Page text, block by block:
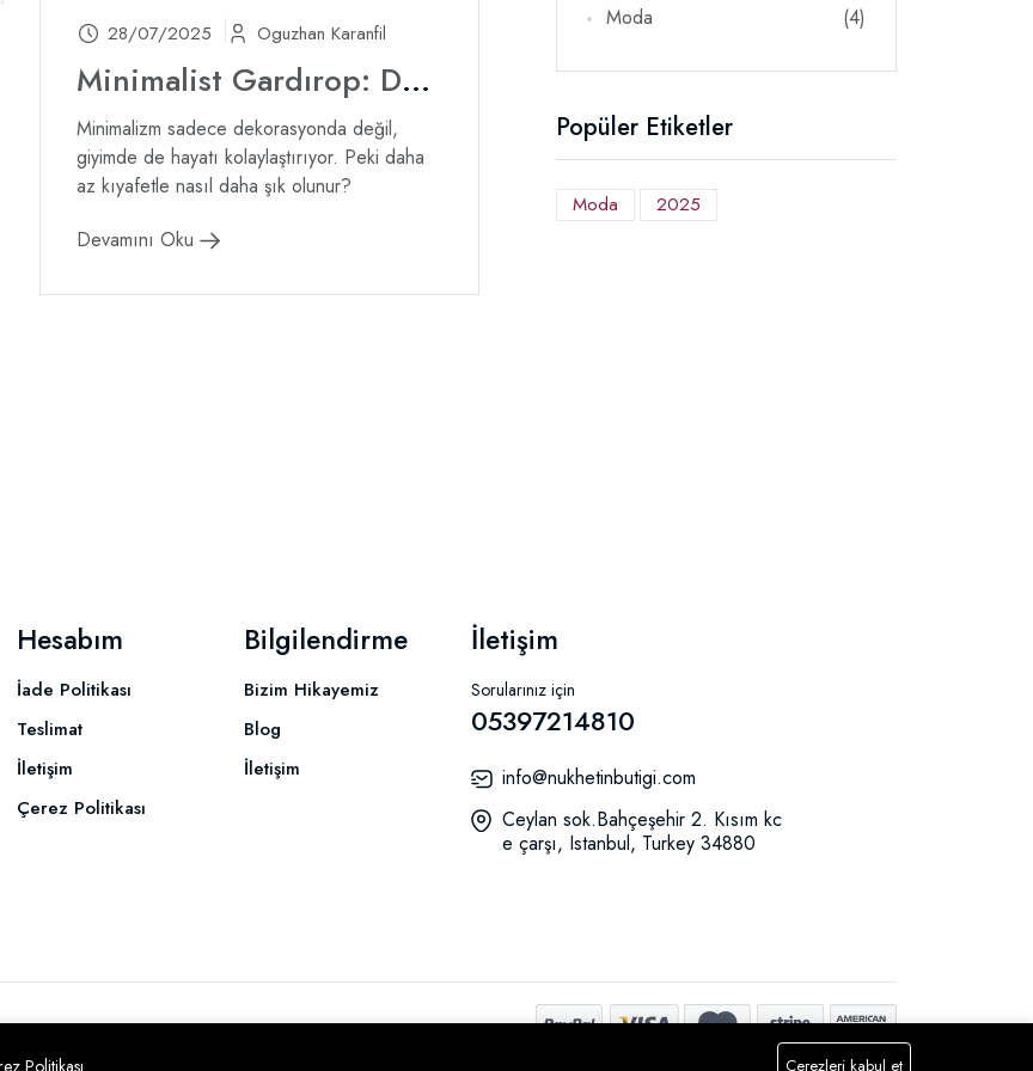
28/07/2025 Oguzhan Karanfil
Minimalist Gardırop: Daha Az Parça ile Daha Fazla Kombin
Minimalizm sadece dekorasyonda değil,
giyimde de hayatı kolaylaştırıyor. Peki daha
az kıyafetle nasıl daha şık olunur?
Devamını Oku
Moda (4)
Popüler Etiketler
Moda 2025
Hesabım
İade Politikası
Teslimat
İletişim
Çerez Politikası
Bilgilendirme
Bizim Hikayemiz
Blog
İletişim
İletişim
Sorularınız için
05397214810
info@nukhetinbutigi.com
Ceylan sok.Bahçeşehir 2. Kısım kc
e çarşı, Istanbul, Turkey 34880
Politikası Çerezleri kabul et